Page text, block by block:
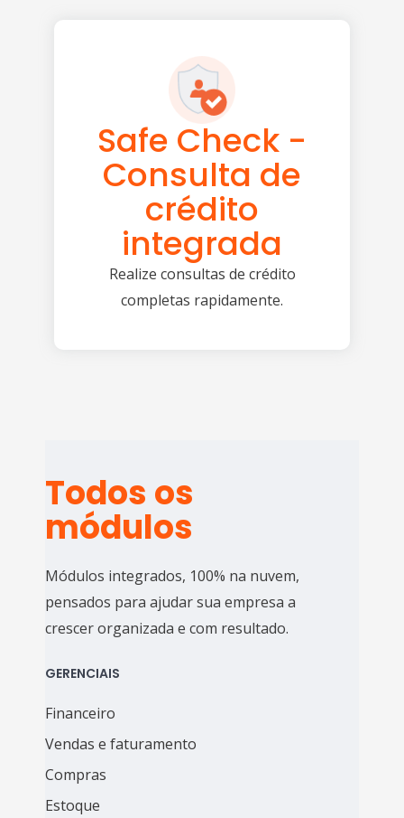
Safe Check -
Consulta de
crédito
integrada
Realize consultas de crédito
completas rapidamente.
Todos os
módulos
Módulos integrados, 100% na nuvem,
pensados para ajudar sua empresa a
crescer organizada e com resultado.
GERENCIAIS
Financeiro
Vendas e faturamento
Compras
Estoque